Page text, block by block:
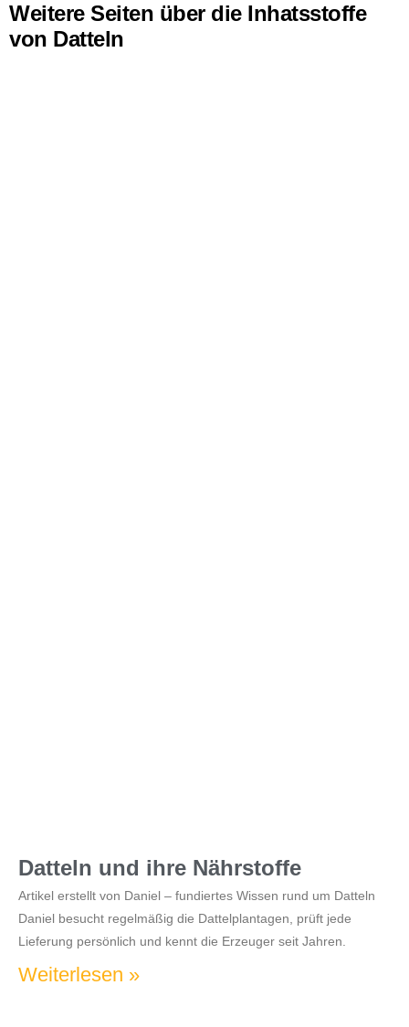
Weitere Seiten über die Inhatsstoffe
von Datteln
Datteln und ihre Nährstoffe
Artikel erstellt von Daniel – fundiertes Wissen rund um Datteln
Daniel besucht regelmäßig die Dattelplantagen, prüft jede
Lieferung persönlich und kennt die Erzeuger seit Jahren.
Weiterlesen »